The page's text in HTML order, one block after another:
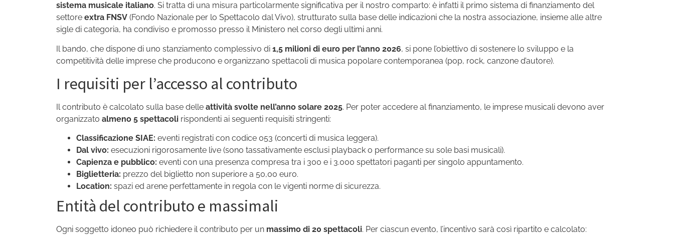
sistema musicale italiano. Si tratta di una misura particolarmente significativa per il nostro comparto: è infatti il primo sistema di finanziamento del
settore extra FNSV (Fondo Nazionale per lo Spettacolo dal Vivo), strutturato sulla base delle indicazioni che la nostra associazione, insieme alle altre
sigle di categoria, ha condiviso e promosso presso il Ministero nel corso degli ultimi anni.
Il bando, che dispone di uno stanziamento complessivo di 1,5 milioni di euro per l’anno 2026, si pone l’obiettivo di sostenere lo sviluppo e la
competitività delle imprese che producono e organizzano spettacoli di musica popolare contemporanea (pop, rock, canzone d’autore).
I requisiti per l’accesso al contributo
Il contributo è calcolato sulla base delle attività svolte nell’anno solare 2025. Per poter accedere al finanziamento, le imprese musicali devono aver
organizzato almeno 5 spettacoli rispondenti ai seguenti requisiti stringenti:
Classificazione SIAE: eventi registrati con codice 053 (concerti di musica leggera).
Dal vivo: esecuzioni rigorosamente live (sono tassativamente esclusi playback o performance su sole basi musicali).
Capienza e pubblico: eventi con una presenza compresa tra i 300 e i 3.000 spettatori paganti per singolo appuntamento.
Biglietteria: prezzo del biglietto non superiore a 50,00 euro.
Location: spazi ed arene perfettamente in regola con le vigenti norme di sicurezza.
Entità del contributo e massimali
Ogni soggetto idoneo può richiedere il contributo per un massimo di 20 spettacoli. Per ciascun evento, l’incentivo sarà così ripartito e calcolato: